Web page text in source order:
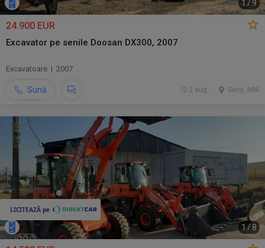
1 / 9
24.900 EUR
Excavator pe senile Doosan DX300, 2007
Excavatoare | 2007
Sună Seini, MM
2 aug.
1/ 8